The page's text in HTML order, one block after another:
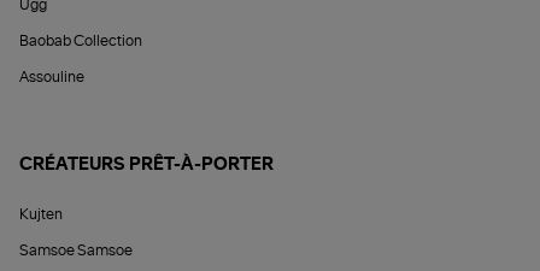
Ugg
Baobab Collection
Assouline
CRÉATEURS PRÊT-À-PORTER
Kujten
Samsoe Samsoe